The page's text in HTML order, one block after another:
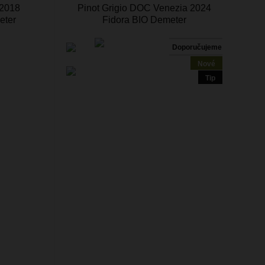
Pinot Grigio DOC Venezia 2024
Fidora BIO Demeter
Doporučujeme
Nové
Tip